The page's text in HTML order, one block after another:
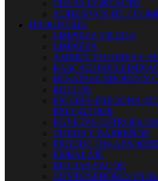
COLAS CONTACTO
ADHESIVOS DE 2
DROGUERIA
LIMPIEZA VILEDA
LIMPIEZA
AMBIENTADORES Y
RASCADORES-
DESATASCADORES Y
ROLLOS
ESCOBA-FREGONA-
RECOGEDOR
BAYETAS-
CUBOS Y BARREÑOS
PRODUCTOS
EMBALAJE
BOLSAS-SACOS
CONTENEDORES DE